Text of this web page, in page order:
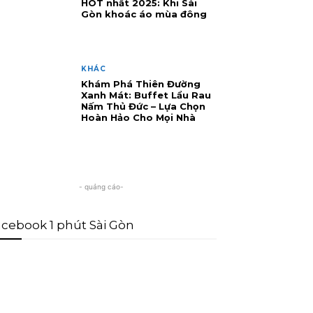
HOT nhất 2025: Khi Sài
Gòn khoác áo mùa đông
KHÁC
Khám Phá Thiên Đường
Xanh Mát: Buffet Lẩu Rau
Nấm Thủ Đức – Lựa Chọn
Hoàn Hảo Cho Mọi Nhà
- quảng cáo-
1 phút Sài Gòn